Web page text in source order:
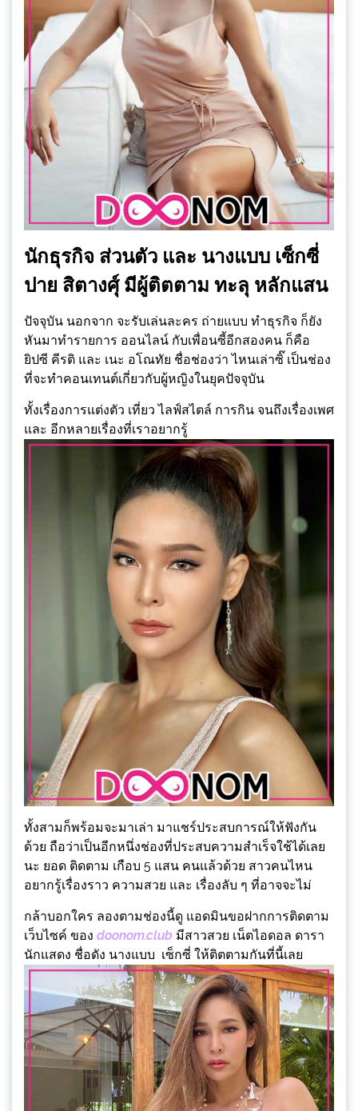
นักธุรกิจ ส่วนตัว และ นางแบบ เซ็กซี่
ปาย สิตางศุ์ มีผู้ติตตาม ทะลุ หลักแสน
ปัจจุบัน นอกจาก จะรับเล่นละคร ถ่ายแบบ ทำธุรกิจ ก็ยัง
หันมาทำรายการ ออนไลน์ กับเพื่อนซี้อีกสองคน ก็คือ
ยิปซี คีรติ และ เนะ อโณทัย ชื่อช่องว่า ไหนเล่าซิ๊ เป็นช่อง
ที่จะทำคอนเทนต์เกี่ยวกับผู้หญิงในยุคปัจจุบัน
ทั้งเรื่องการแต่งตัว เที่ยว ไลฟ์สไตล์ การกิน จนถึงเรื่องเพศ
และ อีกหลายเรื่องที่เราอยากรู้
ทั้งสามก็พร้อมจะมาเล่า มาแชร์ประสบการณ์ให้ฟังกัน
ด้วย ถือว่าเป็นอีกหนึ่งช่องที่ประสบความสำเร็จใช้ได้เลย
นะ ยอด ติดตาม เกือบ 5 แสน คนแล้วด้วย สาวคนไหน
อยากรู้เรื่องราว ความสวย และ เรื่องลับ ๆ ที่อาจจะไม่
กล้าบอกใคร ลองตามช่องนี้ดู แอดมินขอฝากการติดตาม
เว็บไซค์ ของ doonom.club มีสาวสวย เน็ตไอดอล ดารา
นักแสดง ชื่อดัง นางแบบ เซ็กซี่ ให้ติตตามกันที่นี้เลย